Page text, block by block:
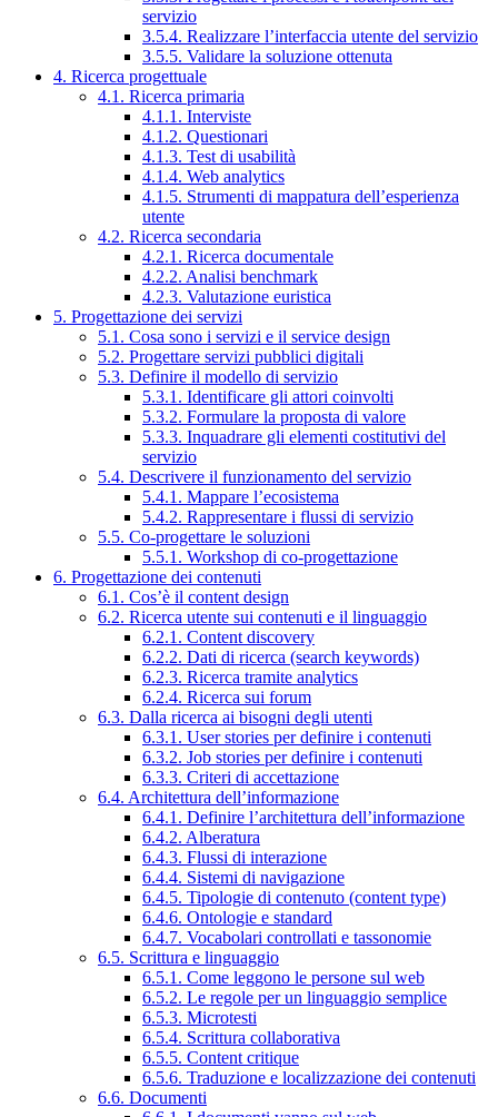
servizio
3.5.4. Realizzare l’interfaccia utente del servizio
3.5.5. Validare la soluzione ottenuta
4. Ricerca progettuale
4.1. Ricerca primaria
4.1.1. Interviste
4.1.2. Questionari
4.1.3. Test di usabilità
4.1.4. Web analytics
4.1.5. Strumenti di mappatura dell’esperienza
utente
4.2. Ricerca secondaria
4.2.1. Ricerca documentale
4.2.2. Analisi benchmark
4.2.3. Valutazione euristica
5. Progettazione dei servizi
5.1. Cosa sono i servizi e il service design
5.2. Progettare servizi pubblici digitali
5.3. Definire il modello di servizio
5.3.1. Identificare gli attori coinvolti
5.3.2. Formulare la proposta di valore
5.3.3. Inquadrare gli elementi costitutivi del
servizio
5.4. Descrivere il funzionamento del servizio
5.4.1. Mappare l’ecosistema
5.4.2. Rappresentare i flussi di servizio
5.5. Co-progettare le soluzioni
5.5.1. Workshop di co-progettazione
6. Progettazione dei contenuti
6.1. Cos’è il content design
6.2. Ricerca utente sui contenuti e il linguaggio
6.2.1. Content discovery
6.2.2. Dati di ricerca (search keywords)
6.2.3. Ricerca tramite analytics
6.2.4. Ricerca sui forum
6.3. Dalla ricerca ai bisogni degli utenti
6.3.1. User stories per definire i contenuti
6.3.2. Job stories per definire i contenuti
6.3.3. Criteri di accettazione
6.4. Architettura dell’informazione
6.4.1. Definire l’architettura dell’informazione
6.4.2. Alberatura
6.4.3. Flussi di interazione
6.4.4. Sistemi di navigazione
6.4.5. Tipologie di contenuto (content type)
6.4.6. Ontologie e standard
6.4.7. Vocabolari controllati e tassonomie
6.5. Scrittura e linguaggio
6.5.1. Come leggono le persone sul web
6.5.2. Le regole per un linguaggio semplice
6.5.3. Microtesti
6.5.4. Scrittura collaborativa
6.5.5. Content critique
6.5.6. Traduzione e localizzazione dei contenuti
6.6. Documenti